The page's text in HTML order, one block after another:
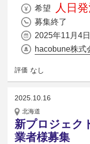
希望 人日
募集終了
2025年11月4
hacobune株式
評価 なし
2025.10.16
北海道
新プロジェク
業者様募集